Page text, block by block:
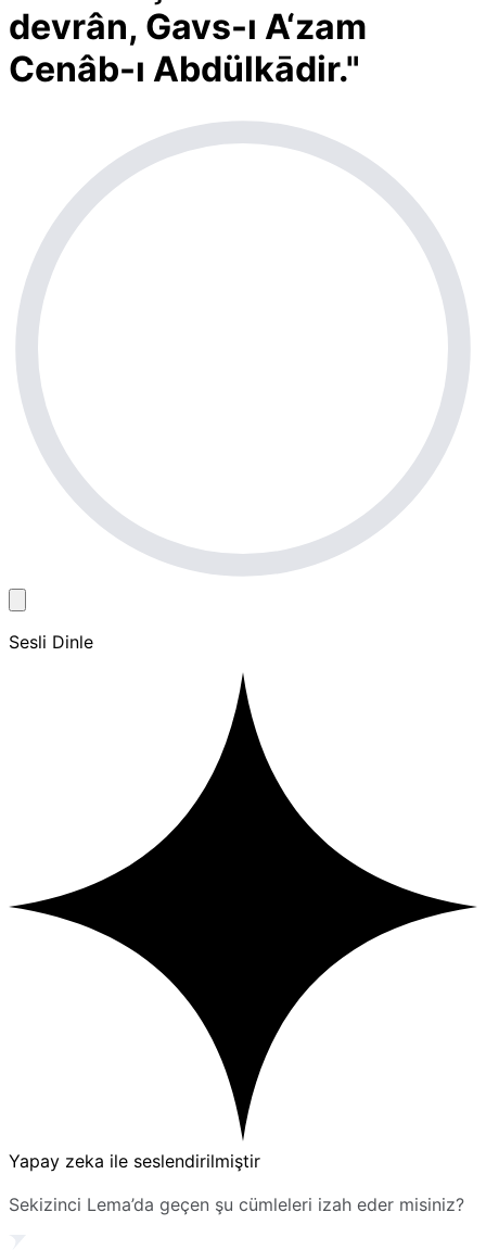
devrân, Gavs-ı A‘zam
Cenâb-ı Abdülkādir."
Sesli Dinle
Yapay zeka ile seslendirilmiştir
Sekizinci Lema’da geçen şu cümleleri izah eder misiniz?